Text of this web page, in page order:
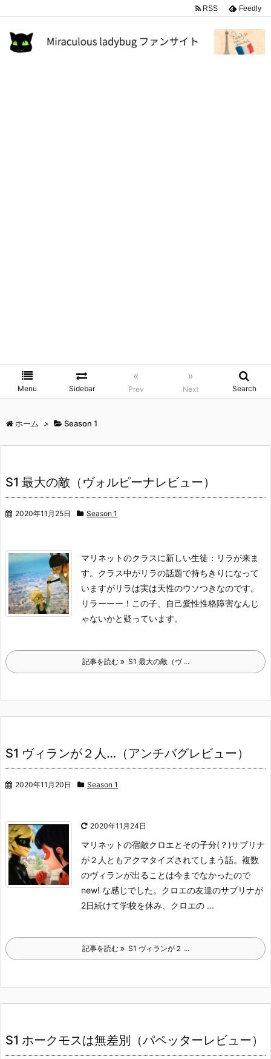
Menu Sidebar
«
Prev
»
Next Search
RSS Feedly
ホーム > Season 1
S1 最大の敵（ヴォルピーナレビュー）
2020年11月25日 Season 1
マリネットのクラスに新しい生徒：リラが来ま
す。 クラス中がリラの話題で持ちきりになって
いますがリラは実は天性のウソつきなのです。
リラーーー！ この子、自己愛性性格障害なんじ
ゃないかと疑っています。
記事を読む S1 最大の敵（ヴ ...
S1 ヴィランが２人…（アンチバグレビュー）
2020年11月20日 Season 1
2020年11月24日
マリネットの宿敵クロエとその子分(？)サブリナ
が２人ともアクマタイズされてしまう話。 複数
のヴィランが出ることは今までなかったので
new! な感じでした。 クロエの友達のサブリナが
2日続けて学校を休み、クロエの ...
記事を読む S1 ヴィランが２ ...
S1 ホークモスは無差別（パペッターレビュー）